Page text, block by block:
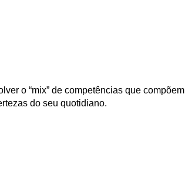
o “mix” de competências que compõem
do seu quotidiano.